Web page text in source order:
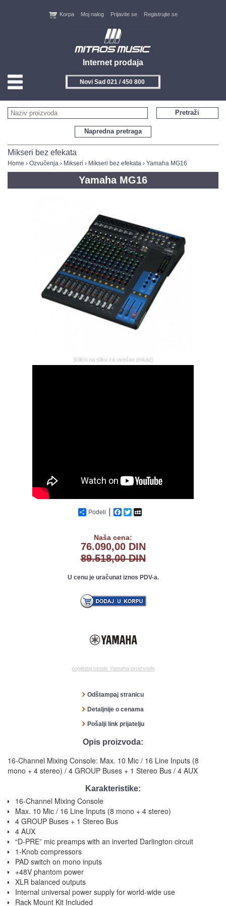
Internet prodaja
Korpa Moj nalog Prijavite se Registrujte se
Novi Sad 021 / 450 800
HOME
KONTAKT
AKCIJE
FEEDBACK
GALERIJA
Napredna pretraga
Pretraži
Mikseri bez efekata
Home › Ozvučenja › Mikseri › Mikseri bez efekata › Yamaha MG16
Yamaha MG16
[klikni na sliku za uvećan prikaz]
Podeli Facebook
Twitter
Naša cena:
76.090,00 DIN
89.518,00 DIN
U cenu je uračunat iznos PDV-a.
pogledaj ostale Yamaha proizvode
Odštampaj stranicu
Detaljnije o cenama
Pošalji link prijatelju
Opis proizvoda:
16-Channel Mixing Console: Max. 10 Mic / 16 Line Inputs (8
mono + 4 stereo) / 4 GROUP Buses + 1 Stereo Bus / 4 AUX
Karakteristike:
16-Channel Mixing Console
Max. 10 Mic / 16 Line Inputs (8 mono + 4 stereo)
4 GROUP Buses + 1 Stereo Bus
4 AUX
“D-PRE” mic preamps with an inverted Darlington circuit
1-Knob compressors
PAD switch on mono inputs
+48V phantom power
XLR balanced outputs
Internal universal power supply for world-wide use
Rack Mount Kit Included